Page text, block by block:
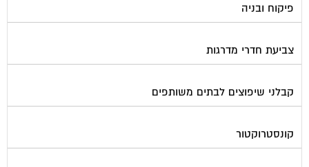
פיקוח ובניה
צביעת חדרי מדרגות
קבלני שיפוצים לבתים משותפים
קונסטרוקטור